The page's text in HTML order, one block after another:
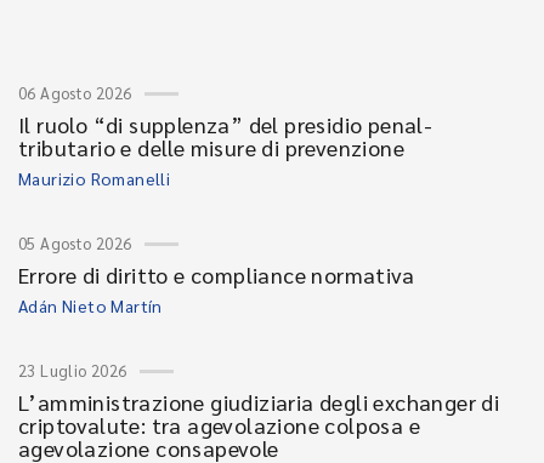
06 Agosto 2026
Il ruolo “di supplenza” del presidio penal-
tributario e delle misure di prevenzione
Maurizio Romanelli
05 Agosto 2026
Errore di diritto e compliance normativa
Adán Nieto Martín
23 Luglio 2026
L’amministrazione giudiziaria degli exchanger di
criptovalute: tra agevolazione colposa e
agevolazione consapevole